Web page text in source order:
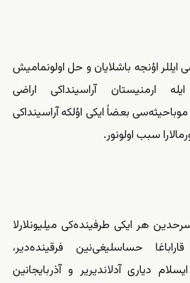
ایللر اؤنجه باشلایان و حل اولونمامیش
ارمنیستان آراسینداکی اراضی
بعضاً ایکی اؤلکه آراسینداکی
سبب اولونور.
هر ایکی طرفینده‌کی میلیونلارلا
حساسلیغی‌نین فرقینده‌دیر،
دیاری آدلاندیریر و آذربایجانین